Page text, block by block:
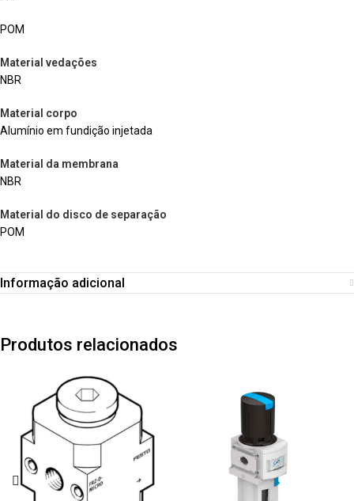
POM
Material vedações
NBR
Material corpo
Alumínio em fundição injetada
Material da membrana
NBR
Material do disco de separação
POM
Informação adicional
Produtos relacionados